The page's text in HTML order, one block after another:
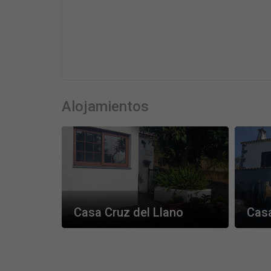
Alojamientos
Casa Cruz del Llano